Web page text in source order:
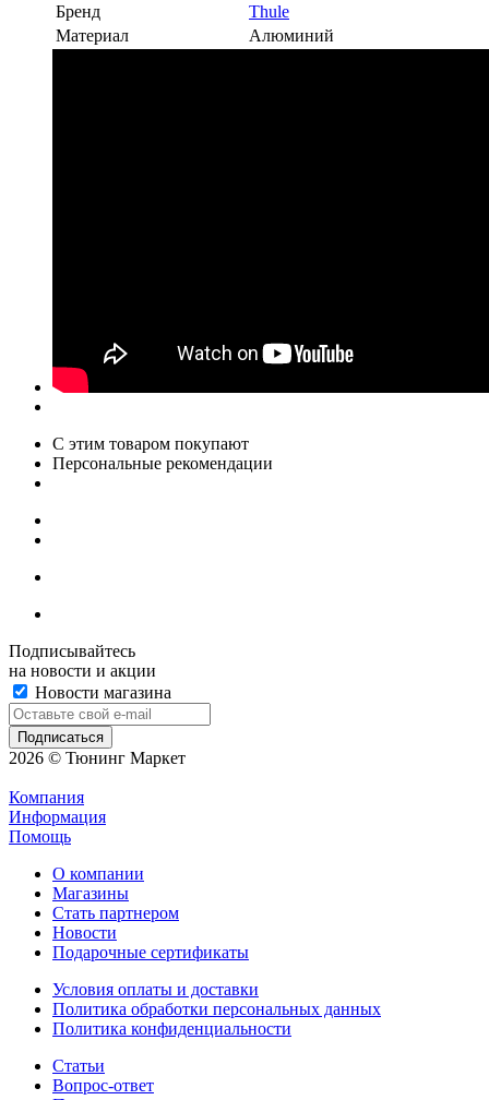
Бренд
Thule
Материал
Алюминий
С этим товаром покупают
Персональные рекомендации
Подписывайтесь
на новости и акции
Новости магазина
2026 © Тюнинг Маркет
Компания
Информация
Помощь
О компании
Магазины
Стать партнером
Новости
Подарочные сертификаты
Условия оплаты и доставки
Политика обработки персональных данных
Политика конфиденциальности
Статьи
Вопрос-ответ